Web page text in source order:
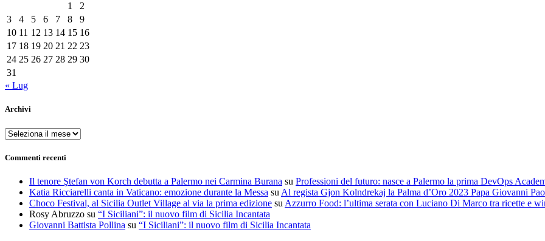
1
2
3
4 5 6 7 8
9
10 11 12 13 14 15 16
17 18 19 20 21 22 23
24 25 26 27 28 29 30
31
« Lug
Archivi
Archivi
Commenti recenti
Il tenore Ştefan von Korch debutta a Palermo nei Carmina Burana su Professioni del futuro: nasce a Palermo la prima DevOps
Katia Ricciarelli canta in Vaticano: emozione durante la Messa su Al regista Gjon Kolndrekaj la Palma d’Oro 2023 Papa Giovanni
Choco Festival, al Sicilia Outlet Village al via la prima edizione su Azzurro Food: l’ultima serata con Luciano Di Marco tra ricette e
Rosy Abruzzo su “I Siciliani”: il nuovo film di Sicilia Incantata
Giovanni Battista Pollina su “I Siciliani”: il nuovo film di Sicilia Incantata